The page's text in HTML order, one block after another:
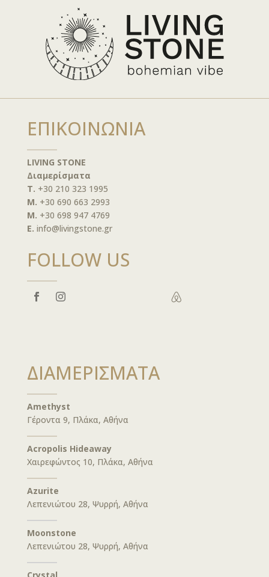
ΕΠΙΚΟΙΝΩΝΙΑ
LIVING STONE
Διαμερίσματα
T. +30 210 323 1995
M. +30 690 663 2993
M. +30 698 947 4769
E. info@livingstone.gr
FOLLOW US

ΔΙΑΜΕΡΙΣΜΑΤΑ
Amethyst
Γέροντα 9, Πλάκα, Αθήνα
Acropolis Hideaway
Χαιρεφώντος 10, Πλάκα, Αθήνα
Azurite
Λεπενιώτου 28, Ψυρρή, Αθήνα
Moonstone
Λεπενιώτου 28, Ψυρρή, Αθήνα